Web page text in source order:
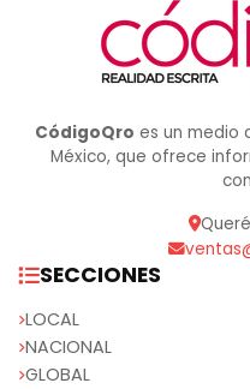
CódigoQro es un medio
México, que ofrece
SECCIONES
LOCAL
NACIONAL
GLOBAL